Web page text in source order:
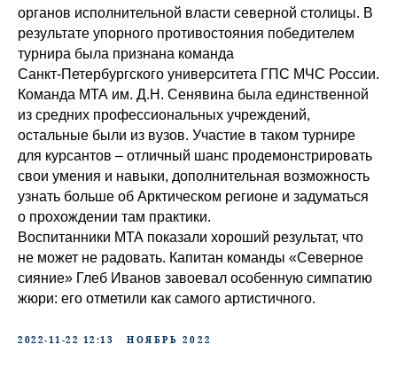
органов исполнительной власти северной столицы. В
результате упорного противостояния победителем
турнира была признана команда
Санкт‑Петербургского университета ГПС МЧС России.
Команда МТА им. Д.Н. Сенявина была единственной
из средних профессиональных учреждений,
остальные были из вузов. Участие в таком турнире
для курсантов – отличный шанс продемонстрировать
свои умения и навыки, дополнительная возможность
узнать больше об Арктическом регионе и задуматься
о прохождении там практики.
Воспитанники МТА показали хороший результат, что
не может не радовать. Капитан команды «Северное
сияние» Глеб Иванов завоевал особенную симпатию
жюри: его отметили как самого артистичного.
2022-11-22 12:13 НОЯБРЬ 2022